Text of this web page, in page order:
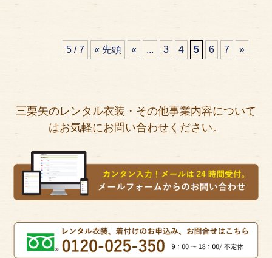
5 / 7 « 先頭 « ... 3 4 5 6 7 »
三栗矢のレンタル衣装・その他事業内容について
はお気軽にお問い合わせください。